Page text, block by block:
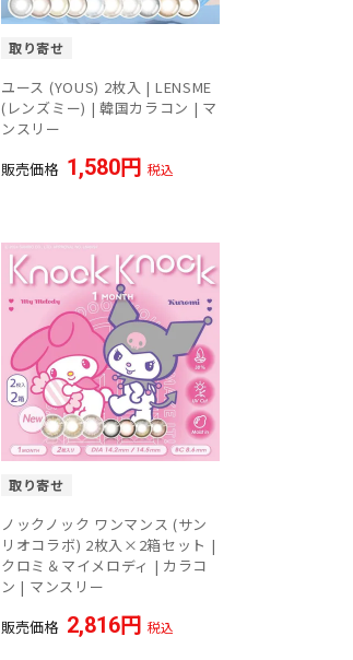
取り寄せ
ユース (YOUS) 2枚入 | LENSME
(レンズミー) | 韓国カラコン | マ
ンスリー
販売価格 1,580 税込
取り寄せ
ノックノック ワンマンス (サン
リオコラボ) 2枚入×2箱セット |
クロミ＆マイメロディ | カラコ
ン | マンスリー
販売価格 2,816 税込